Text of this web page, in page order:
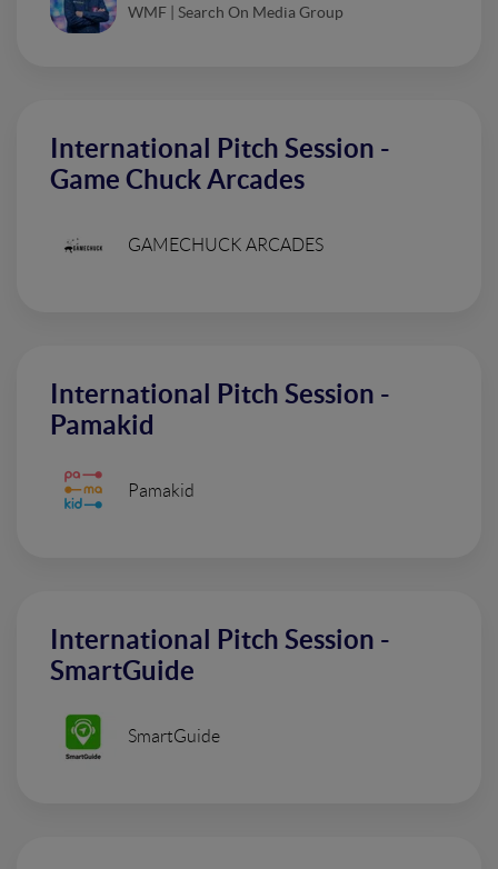
WMF | Search On Media Group
International Pitch Session -
Game Chuck Arcades
GAMECHUCK ARCADES
International Pitch Session -
Pamakid
Pamakid
International Pitch Session -
SmartGuide
SmartGuide